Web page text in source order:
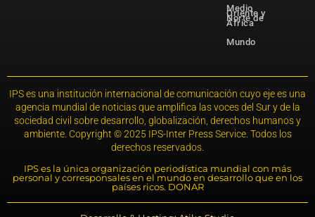
Medio
Oriente y
Norte de
África
Mundo
IPS es una institución internacional de comunicación cuyo eje es una
agencia mundial de noticias que amplifica las voces del Sur y de la
sociedad civil sobre desarrollo, globalización, derechos humanos y
ambiente. Copyright © 2025 IPS-Inter Press Service. Todos los
derechos reservados.
IPS es la única organización periodística mundial con más
personal y corresponsales en el mundo en desarrollo que en los
países ricos. DONAR